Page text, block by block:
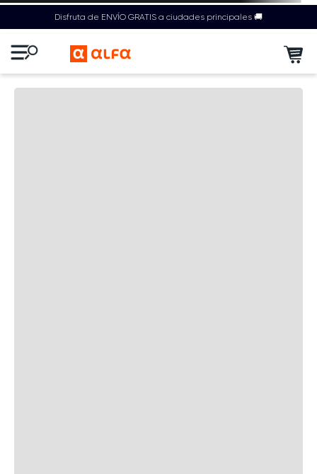
Disfruta de ENVÍO GRATIS a ciudades principales 🚚